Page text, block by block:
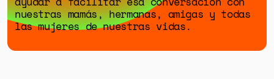
nuestras mamás, hermanas, amigas y todas
las mujeres de nuestras vidas.